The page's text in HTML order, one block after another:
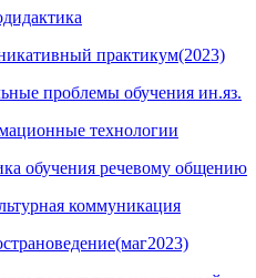
практикум(2023)
проблемы обучения ин.яз.
технологии
обучения речевому общению
коммуникация